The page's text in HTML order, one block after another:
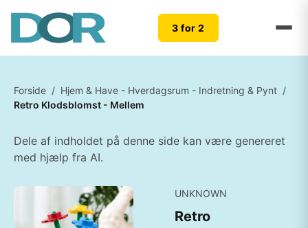
3 for 2
Forside / Hjem & Have - Hverdagsrum - Indretning & Pynt /
Retro Klodsblomst - Mellem
Dele af indholdet på denne side kan være genereret
med hjælp fra AI.
UNKNOWN
Retro